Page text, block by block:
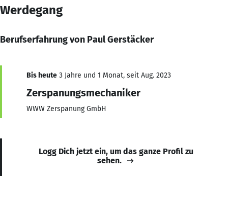
Werdegang
Berufserfahrung von Paul Gerstäcker
Bis heute 3 Jahre und 1 Monat, seit Aug. 2023
Zerspanungsmechaniker
WWW Zerspanung GmbH
Logg Dich jetzt ein, um das ganze Profil zu
sehen.